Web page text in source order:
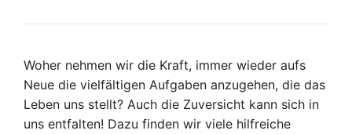
Woher nehmen wir die Kraft, immer wieder aufs
Neue die vielfältigen Aufgaben anzugehen, die das
Leben uns stellt? Auch die Zuversicht kann sich in
uns entfalten! Dazu finden wir viele hilfreiche